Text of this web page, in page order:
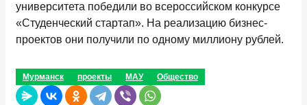
университета победили во всероссийском конкурсе
«Студенческий стартап». На реализацию бизнес-
проектов они получили по одному миллиону рублей.
Мурманск проекты МАУ Общество